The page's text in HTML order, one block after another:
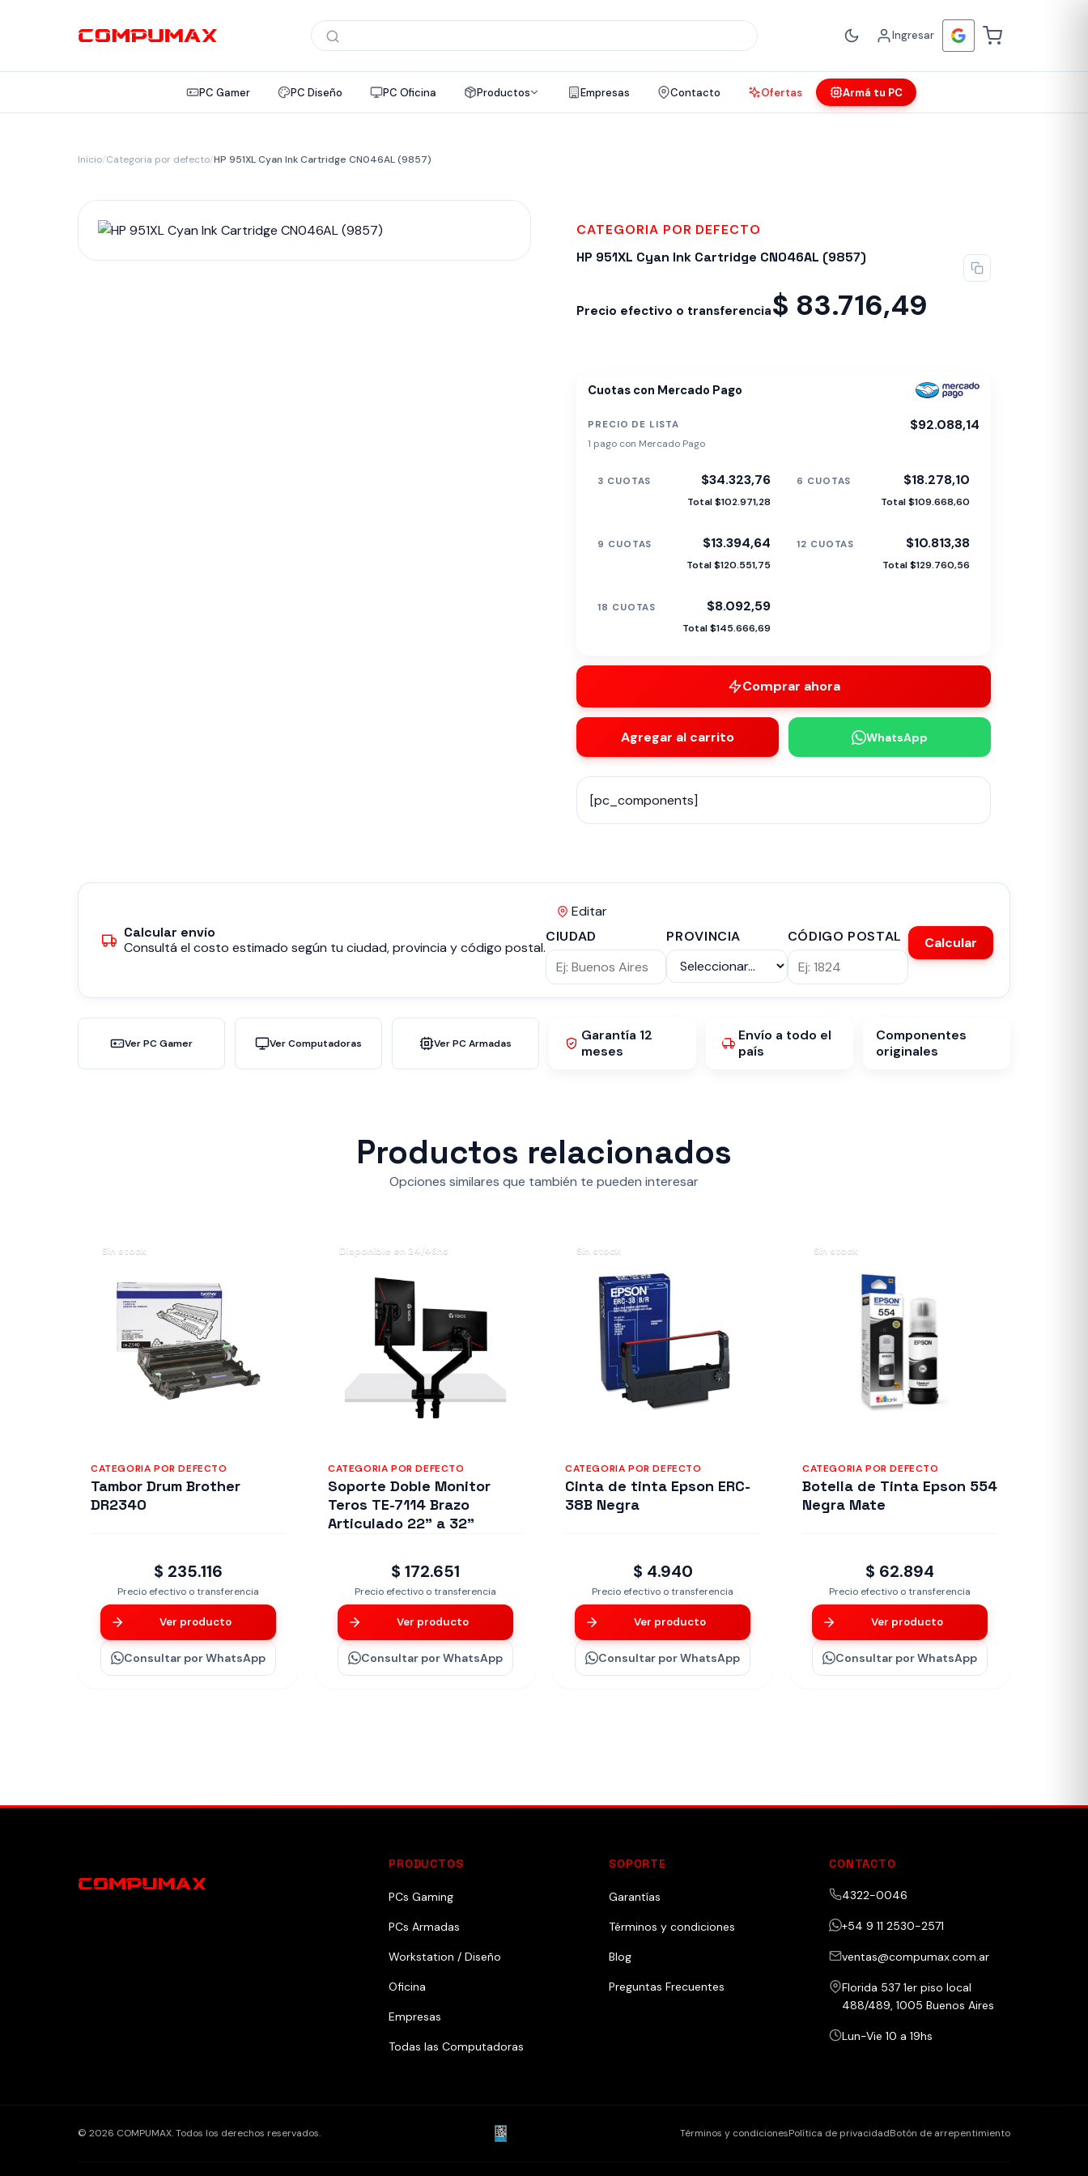
Búsqueda
de
productos
Ingresar
PC Gamer PC Diseño PC Oficina Productos Empresas Contacto Ofertas Armá tu PC
Inicio/Categoria por defecto/HP 951XL Cyan Ink Cartridge CN046AL (9857)
CATEGORIA POR DEFECTO
HP 951XL Cyan Ink Cartridge CN046AL (9857)
Precio efectivo o transferencia$ 83.716,49
Cuotas con Mercado Pago
PRECIO DE LISTA $92.088,14
1 pago con Mercado Pago
3 CUOTAS $34.323,76
Total $102.971,28
6 CUOTAS $18.278,10
Total $109.668,60
9 CUOTAS $13.394,64
Total $120.551,75
12 CUOTAS $10.813,38
Total $129.760,56
18 CUOTAS $8.092,59
Total $145.666,69
Comprar ahora
Agregar al carrito WhatsApp
[pc_components]
Calcular envío
Consultá el costo estimado según tu ciudad, provincia y código postal.
Editar
CIUDAD
PROVINCIA CÓDIGO POSTAL Calcular
Ver PC Gamer Ver Computadoras Ver PC Armadas
Garantía 12
meses
Envío a todo el
país
Componentes
originales
Productos relacionados
Opciones similares que también te pueden interesar
Sin stock
CATEGORIA POR DEFECTO
Tambor Drum Brother
DR2340
$ 235.116
Precio efectivo o transferencia
Ver producto
Consultar por WhatsApp
Disponible en 24/48hs
CATEGORIA POR DEFECTO
Soporte Doble Monitor
Teros TE-7114 Brazo
Articulado 22" a 32"
$ 172.651
Precio efectivo o transferencia
Ver producto
Consultar por WhatsApp
Sin stock
CATEGORIA POR DEFECTO
Cinta de tinta Epson ERC-
38B Negra
$ 4.940
Precio efectivo o transferencia
Ver producto
Consultar por WhatsApp
Sin stock
CATEGORIA POR DEFECTO
Botella de Tinta Epson 554
Negra Mate
$ 62.894
Precio efectivo o transferencia
Ver producto
Consultar por WhatsApp
PRODUCTOS
PCs Gaming
PCs Armadas
Workstation / Diseño
Oficina
Empresas
Todas las Computadoras
SOPORTE
Garantías
Términos y condiciones
Blog
Preguntas Frecuentes
CONTACTO
4322-0046
+54 9 11 2530-2571
ventas@compumax.com.ar
Florida 537 1er piso local
488/489, 1005 Buenos Aires
Lun-Vie 10 a 19hs
© 2026 COMPUMAX. Todos los derechos reservados. Términos y condicionesPolítica de privacidadBotón de arrepentimiento